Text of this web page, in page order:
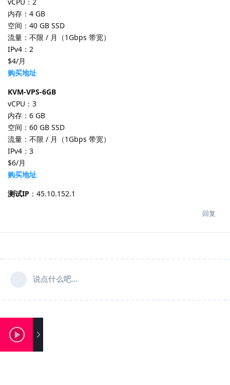
内存：4 GB
空间：40 GB SSD
流量：不限 / 月（1Gbps 带宽）
IPv4：2
$4/月
购买地址
KVM-VPS-6GB
vCPU：3
内存：6 GB
空间：60 GB SSD
流量：不限 / 月（1Gbps 带宽）
IPv4：3
$6/月
购买地址
测试IP ：45.10.152.1
回复
说点什么吧...